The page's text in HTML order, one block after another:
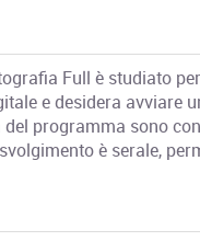
Full è studiato
e desidera avviare
programma sono
è serale,